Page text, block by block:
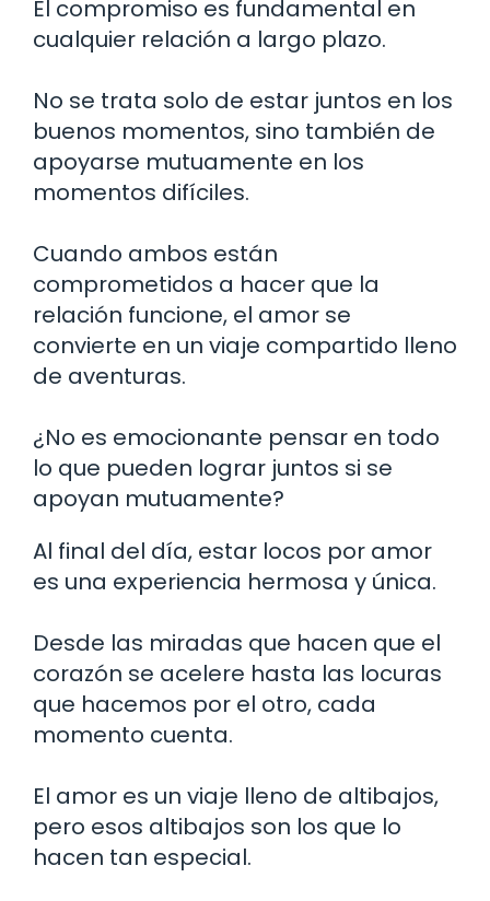
El compromiso es fundamental en
cualquier relación a largo plazo.
No se trata solo de estar juntos en los
buenos momentos, sino también de
apoyarse mutuamente en los
momentos difíciles.
Cuando ambos están
comprometidos a hacer que la
relación funcione, el amor se
convierte en un viaje compartido lleno
de aventuras.
¿No es emocionante pensar en todo
lo que pueden lograr juntos si se
apoyan mutuamente?
Al final del día, estar locos por amor
es una experiencia hermosa y única.
Desde las miradas que hacen que el
corazón se acelere hasta las locuras
que hacemos por el otro, cada
momento cuenta.
El amor es un viaje lleno de altibajos,
pero esos altibajos son los que lo
hacen tan especial.